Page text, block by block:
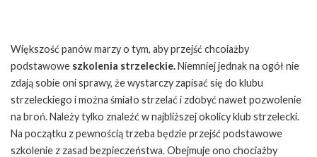
Większość panów marzy o tym, aby przejść chcoiażby
podstawowe szkolenia strzeleckie.Niemniej jednak na ogół nie
zdają sobie oni sprawy, że wystarczy zapisać się do klubu
strzeleckiego i można śmiało strzelać i zdobyć nawet pozwolenie
na broń. Należy tylko znaleźć w najbliższej okolicy klub strzelecki.
Na początku z pewnością trzeba będzie przejść podstawowe
szkolenie z zasad bezpieczeństwa. Obejmuje ono chociażby